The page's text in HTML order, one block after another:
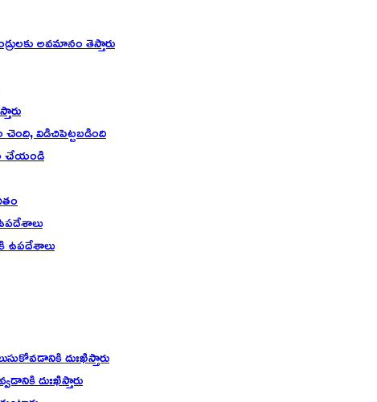
అవమానం తెస్తారు
విడిచిపెట్టబడింది
చేయండి
ఉపదేశాలు
దుఃఖిస్తారు
దుఃఖిస్తారు